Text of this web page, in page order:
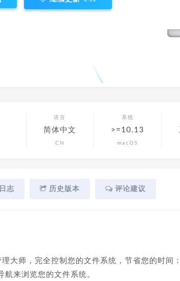
语言
简体中文
CN
系统
>=10.13
macOS
志 历史版本 评论建议
大师，完全控制您的文件系统，节省您的时间
来浏览您的文件系统。